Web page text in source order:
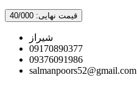
قیمت نهایی: 40/000
شیراز
09170890377
09376091986
salmanpoors52@gmail.com